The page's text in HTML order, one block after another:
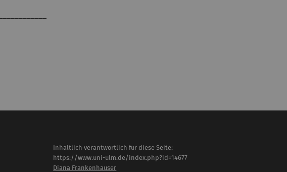
Inhaltlich verantwortlich für diese Seite:
https://www.uni-ulm.de/index.php?id=14677
Diana Frankenhauser